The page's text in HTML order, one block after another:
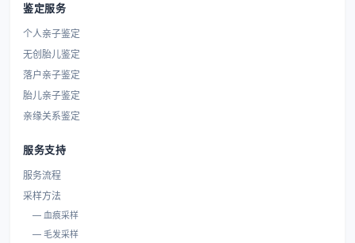
鉴定服务
个人亲子鉴定
无创胎儿鉴定
落户亲子鉴定
胎儿亲子鉴定
亲缘关系鉴定
服务支持
服务流程
采样方法
— 血痕采样
— 毛发采样